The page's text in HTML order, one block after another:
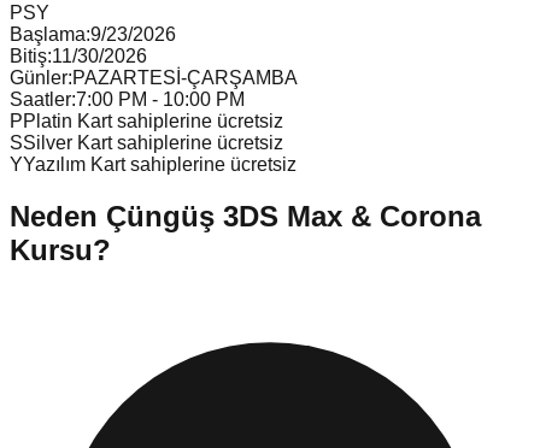
PSY
Başlama:9/23/2026
Bitiş:11/30/2026
Günler:PAZARTESİ-ÇARŞAMBA
Saatler:7:00 PM - 10:00 PM
PPlatin Kart sahiplerine ücretsiz
SSilver Kart sahiplerine ücretsiz
YYazılım Kart sahiplerine ücretsiz
Neden Çüngüş 3DS Max & Corona
Kursu?